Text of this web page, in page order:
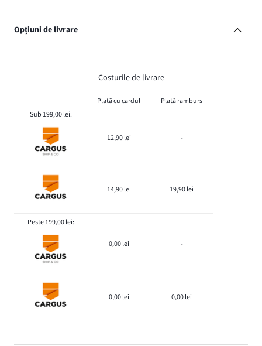
Opțiuni de livrare
Costurile de livrare
Plată cu cardul
Plată ramburs
Sub 199,00 lei:
12,90 lei -
14,90 lei 19,90 lei
Peste 199,00 lei:
0,00 lei -
0,00 lei 0,00 lei